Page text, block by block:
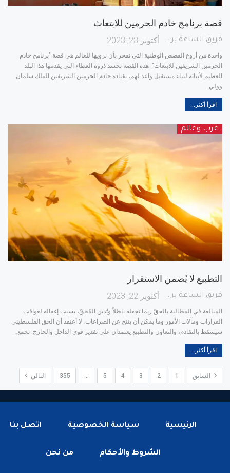
قصة برنامج خادم الحرمين للابتعاث
فريق الساعة برس أكتوبر 23, 2023
واحدة من أروع القصص الوطنية التي نفخر بأن نرويها للعالم هي قصة "برنامج خادم
الحرمين الشريفين للابتعاث". هذه القصة تجسد ذروة العطاء التي يقدمها هذا البلد
العظيم لأبنائه لبناء مستقبل واعد لهم، بقيادة خادم الحرمين الشريفين الملك سلمان
وولي
اقرأ أكثر...
عرب وعالم
التطبيع لا يُضمن الاستقرار
فريق الساعة برس أكتوبر 22, 2023
المبالغة في المطالبة بالحقّ ربما تجعله باطلاً وتُدين المُحقّ، بسبب إغفاله لعواقب
القرارات ومآلات الأمور وما يمكن أن ينتج عن الصراعات. لا أعتقد أن الحق الفلسطيني
سيسقط بالتقادم، والتعاون والتطبيع يعتمدان على تقدير قوى الداخل والخارج. تجمع…
اقرأ أكثر...
السابق 1
2
3
4
5
…
355 التالي
الرئيسية سياسة الخصوصية اتصل بنا
الشروط والأحكام من نحن